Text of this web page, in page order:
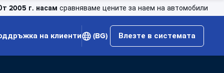
2005 г. насам сравняваме цените за наем на автомобили
на клиенти (BG) Влезте в системата